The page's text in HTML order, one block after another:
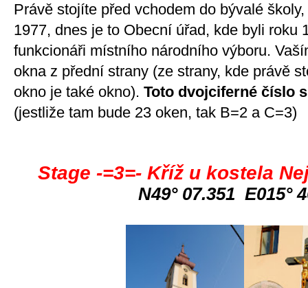
Právě stojíte před vchodem do bývalé
1977, dnes je to Obecní úřad, kde byli roku
funkcionáři místního národního výboru.
okna z přední strany (ze strany, kde právě
okno je také okno). Toto dvojciferné číslo
(jestliže tam bude 23 oken, tak B=2 a C=3)
Stage -=3=- Kříž u kostela
N49° 07.351 E015°